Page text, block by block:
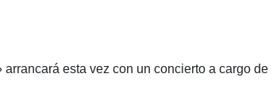
esta vez con un concierto a cargo de